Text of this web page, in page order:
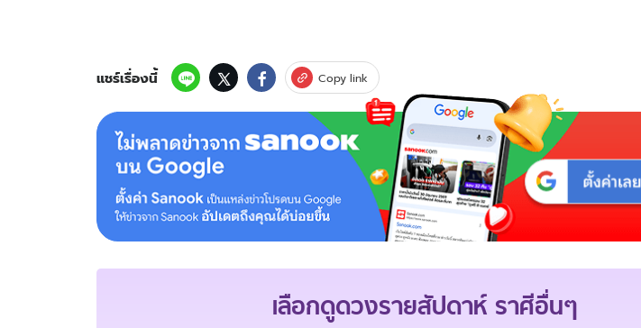
แชร์เรื่องนี้ Copy link
เลือกดูดวงรายสัปดาห์ราศีอื่นๆ